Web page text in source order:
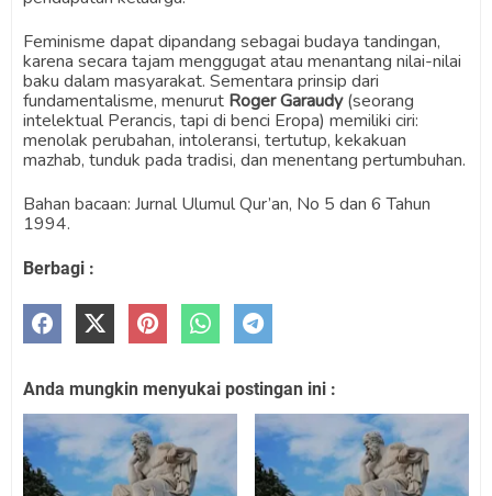
Feminisme dapat dipandang sebagai budaya tandingan,
karena secara tajam menggugat atau menantang nilai-nilai
baku dalam masyarakat. Sementara prinsip dari
fundamentalisme, menurut Roger Garaudy(seorang
intelektual Perancis, tapi di benci Eropa) memiliki ciri:
menolak perubahan, intoleransi, tertutup, kekakuan
mazhab, tunduk pada tradisi, dan menentang pertumbuhan.
Bahan bacaan: Jurnal Ulumul Qur’an, No 5 dan 6 Tahun
1994.
Berbagi :
Anda mungkin menyukai postingan ini :